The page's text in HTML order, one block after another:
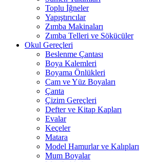
Toplu İğneler
Yapıştırıcılar
Zımba Makinaları
Zımba Telleri ve Sökücüler
Okul Gereçleri
Beslenme Çantası
Boya Kalemleri
Boyama Önlükleri
Cam ve Yüz Boyaları
Çanta
Çizim Gereçleri
Defter ve Kitap Kapları
Evalar
Keçeler
Matara
Model Hamurlar ve Kalıpları
Mum Boyalar